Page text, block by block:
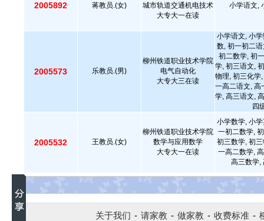
2005892 蒋教员.(女)
城市轨道交通机电技术
大专大一在读
小学语文,
2005573 乐教员.(男)
柳州铁道职业技术学院
电气自动化
大专大三在读
小学语文, 小
数, 初一初二
初二数学, 初
学, 初三语文,
物理, 初三化学
一高二语文, 高
学, 高三语文,
四
2005532 王教员.(女)
柳州铁道职业技术学院
数学与应用数学
大专大一在读
小学数学, 小
一初二数学,
初三数学, 初
一高二数学,
高三数学,
关于我们 - 请家教 - 做家教 - 收费标准 -